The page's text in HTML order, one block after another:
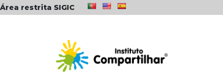
Área restrita SIGIC